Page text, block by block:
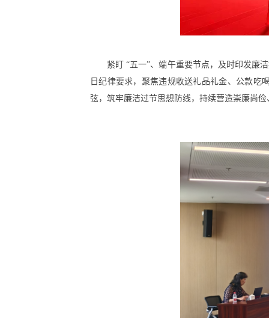
紧盯 “五一”、端午重要节点，及时印发廉
日纪律要求，聚焦违规收送礼品礼金、公款吃
弦，筑牢廉洁过节思想防线，持续营造崇廉尚